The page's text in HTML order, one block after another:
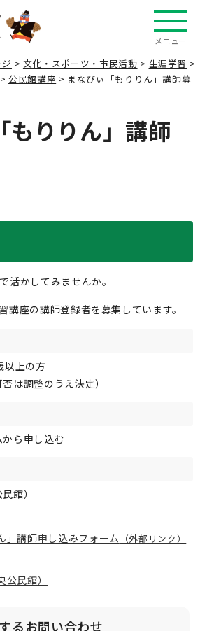
メニュー
> 文化・スポーツ・市民活動 > 生涯学習 >
> 公民館講座 > まなびぃ「もりりん」講師募
もりりん」講師
活かしてみませんか。
講座の講師登録者を募集しています。
以上の方
は調整のうえ決定）
ら申し込む
館）
」講師申し込みフォーム （外部リンク）
民館）
るお問い合わせ